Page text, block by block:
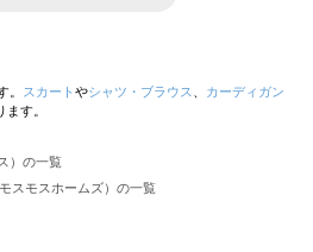
。 スカート やシャツ・ブラウス
カーディガン
す。
）の一覧
スモスホームズ）の一覧
ルバイサマンサモスモス）の一覧